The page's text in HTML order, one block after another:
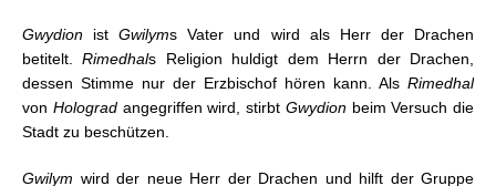
Gwydion istGwilyms Vater und wird als Herr der Drachen
betitelt.
Rimedhals Religion huldigt dem Herrn der Drachen,
dessen Stimme nur der Erzbischof hören kann. Als Rimedhal
von Hologradangegriffen wird, stirbt Gwydionbeim Versuch die
Stadt zu beschützen.
Gwilym wird der neue Herr der Drachen und hilft der Gruppe